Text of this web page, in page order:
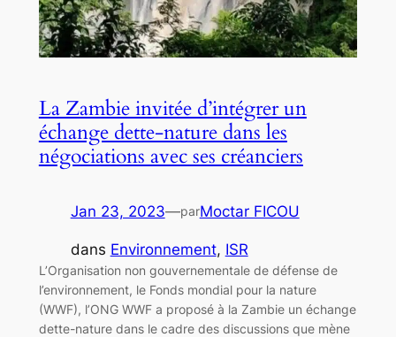
La Zambie invitée d’intégrer un
échange dette-nature dans les
négociations avec ses créanciers
Jan 23, 2023—parMoctar FICOU
dans Environnement, ISR
L’Organisation non gouvernementale de défense de
l’environnement, le Fonds mondial pour la nature
(WWF), l’ONG WWF a proposé à la Zambie un échange
dette-nature dans le cadre des discussions que mène